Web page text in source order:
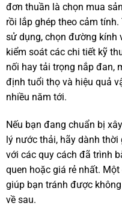
đơn thuần là chọn mua
rồi lắp ghép theo cảm
sử dụng, chọn đường kính
kiểm soát các chi tiết kỹ
nối hay tải trọng nắp đan,
định tuổi thọ và hiệu quả
nhiều năm tới.
Nếu bạn đang chuẩn bị
lý nước thải, hãy dành
với các quy cách đã trình
quen hoặc giá rẻ nhất.
giúp bạn tránh được
về sau.